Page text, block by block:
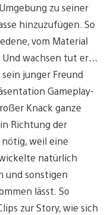
zu seiner
hinzuzufügen. So
vom Material
Und wachsen tut er…
junger Freund
Gameplay-
Knack ganze
Richtung der
weil eine
natürlich
und sonstigen
lässt. So
zur Story, wie sich